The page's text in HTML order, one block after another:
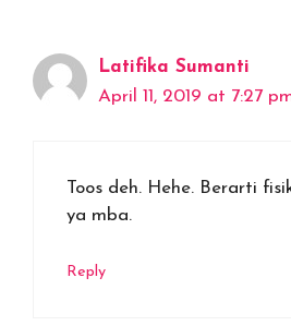
Latifika Sumanti
April 11, 2019 at 7:27
Toos deh. Hehe. Berarti
ya mba.
Reply